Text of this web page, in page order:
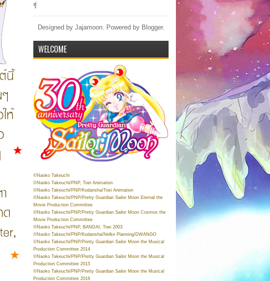
รี่
Designed by Jajamoon. Powered by Blogger.
WELCOME
©Naoko Takeuchi
©Naoko Takeuchi/PNP, Toei Animation
©Naoko Takeuchi/PNP/Kodansha/Toei Animation
©Naoko Takeuchi/PNP/Pretty Guardian Sailor Moon Eternal the
Movie Production Committee
©Naoko Takeuchi/PNP/Pretty Guardian Sailor Moon Cosmos the
Movie Production Committee
©Naoko Takeuchi/PNP, BANDAI, Toei 2003
©Naoko Takeuchi/PNP/Kodansha/Nelke Planning/DWANGO
©Naoko Takeuchi/PNP/Pretty Guardian Sailor Moon the Musical
Production Committee 2014
©Naoko Takeuchi/PNP/Pretty Guardian Sailor Moon the Musical
Production Committee 2015
©Naoko Takeuchi/PNP/Pretty Guardian Sailor Moon the Musical
Production Committee 2016